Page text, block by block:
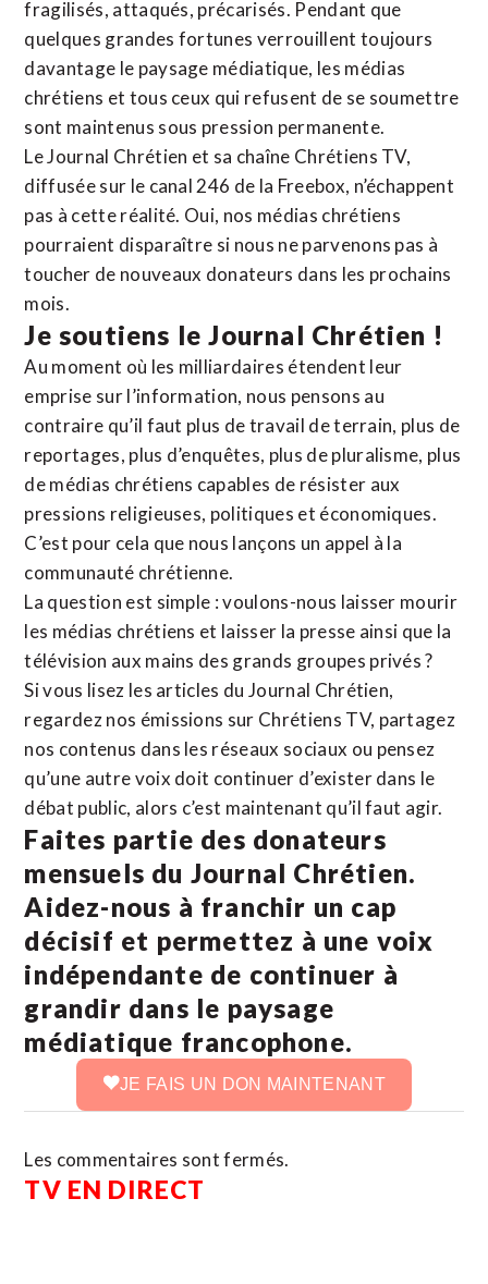
fragilisés, attaqués, précarisés. Pendant que
quelques grandes fortunes verrouillent toujours
davantage le paysage médiatique, les médias
chrétiens et tous ceux qui refusent de se soumettre
sont maintenus sous pression permanente.
Le Journal Chrétien et sa chaîne Chrétiens TV,
diffusée sur le canal 246 de la Freebox, n’échappent
pas à cette réalité. Oui, nos médias chrétiens
pourraient disparaître si nous ne parvenons pas à
toucher de nouveaux donateurs dans les prochains
mois.
Je soutiens le Journal Chrétien !
Au moment où les milliardaires étendent leur
emprise sur l’information, nous pensons au
contraire qu’il faut plus de travail de terrain, plus de
reportages, plus d’enquêtes, plus de pluralisme, plus
de médias chrétiens capables de résister aux
pressions religieuses, politiques et économiques.
C’est pour cela que nous lançons un appel à la
communauté chrétienne.
La question est simple : voulons-nous laisser mourir
les médias chrétiens et laisser la presse ainsi que la
télévision aux mains des grands groupes privés ?
Si vous lisez les articles du Journal Chrétien,
regardez nos émissions sur Chrétiens TV, partagez
nos contenus dans les réseaux sociaux ou pensez
qu’une autre voix doit continuer d’exister dans le
débat public, alors c’est maintenant qu’il faut agir.
Faites partie des donateurs
mensuels du Journal Chrétien.
Aidez-nous à franchir un cap
décisif et permettez à une voix
indépendante de continuer à
grandir dans le paysage
médiatique francophone.
JE FAIS UN DON MAINTENANT
Les commentaires sont fermés.
TV EN DIRECT